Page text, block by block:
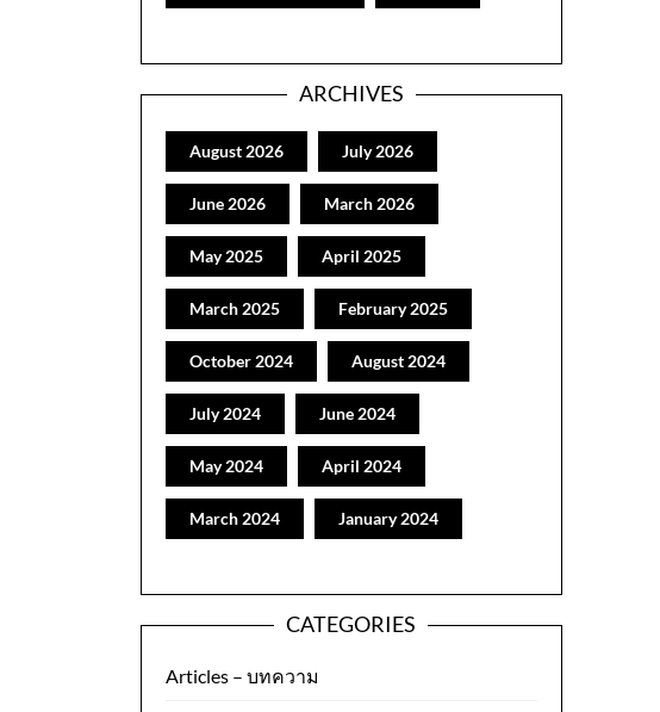
ARCHIVES
August 2026 July 2026
June 2026 March 2026
May 2025 April 2025
March 2025 February 2025
October 2024 August 2024
July 2024 June 2024
May 2024 April 2024
March 2024 January 2024
CATEGORIES
Articles – บทความ